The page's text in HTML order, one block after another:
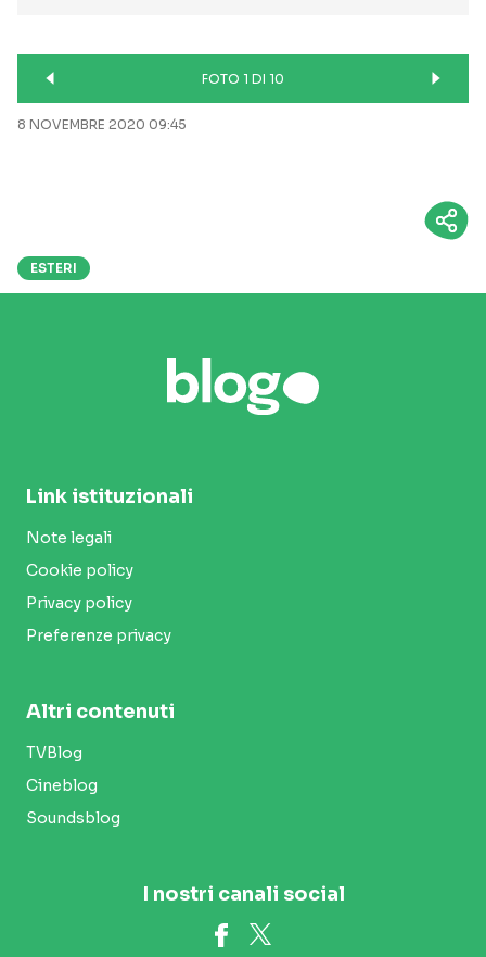
FOTO 1 DI 10
8 NOVEMBRE 2020 09:45
ESTERI
Link istituzionali
Note legali
Cookie policy
Privacy policy
Preferenze privacy
Altri contenuti
TVBlog
Cineblog
Soundsblog
I nostri canali social